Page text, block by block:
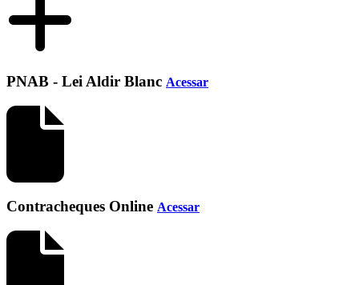
PNAB - Lei Aldir Blanc Acessar
Contracheques Online Acessar